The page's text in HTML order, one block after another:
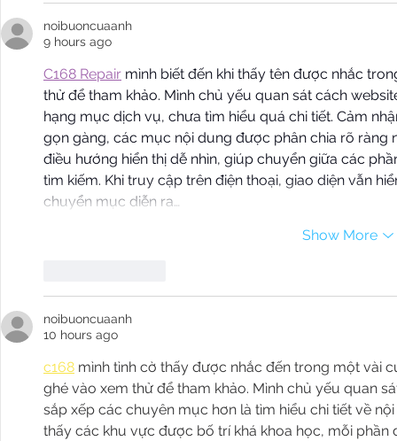
noibuoncuaanh
9 hours ago
C168 Repair mình biết đến khi thấy tên được nhắc
thử để tham khảo. Mình chủ yếu quan sát cách
hạng mục dịch vụ, chưa tìm hiểu quá chi tiết. Cảm
gọn gàng, các mục nội dung được phân chia rõ ràng
điều hướng hiển thị dễ nhìn, giúp chuyển giữa các
tìm kiếm. Khi truy cập trên điện thoại, giao diện vẫn
chuyển mục diễn ra…
Show More
noibuoncuaanh
10 hours ago
c168 mình tình cờ thấy được nhắc đến trong một vài
ghé vào xem thử để tham khảo. Mình chủ yếu quan
sắp xếp các chuyên mục hơn là tìm hiểu chi tiết về
thấy các khu vực được bố trí khá khoa học, mỗi